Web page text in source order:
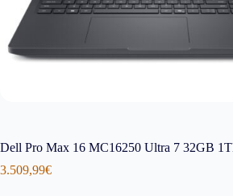
Dell Pro Max 16 MC16250 Ultra 7 32GB
3.509,99€